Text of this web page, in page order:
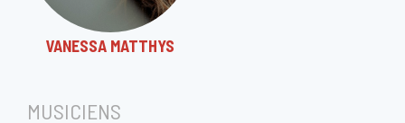
VANESSA MATTHYS
MUSICIENS